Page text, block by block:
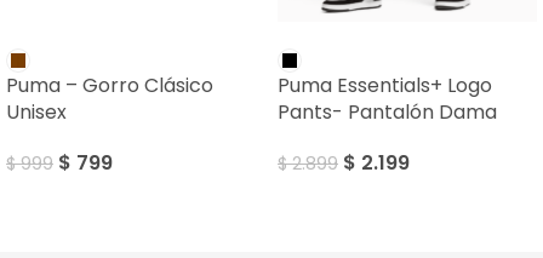
Puma – Gorro Clásico
Unisex
$999 $ 799
Puma Essentials+ Logo
Pants- Pantalón Dama
$2.899 $ 2.199